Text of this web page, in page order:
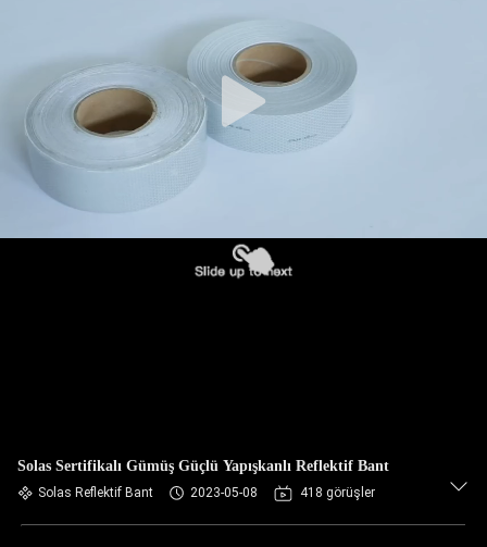
Solas Sertifikalı Gümüş Güçlü Yapışkanlı Reflektif Bant
Solas Reflektif Bant 2023-05-08 418 görüşler